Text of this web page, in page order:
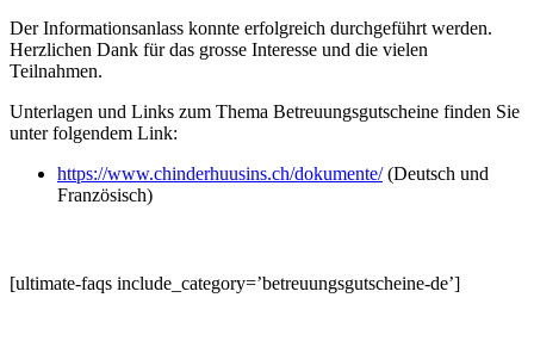
Der Informationsanlass konnte erfolgreich durchgeführt werden.
Herzlichen Dank für das grosse Interesse und die vielen
Teilnahmen.
Unterlagen und Links zum Thema Betreuungsgutscheine finden Sie
unter folgendem Link:
https://www.chinderhuusins.ch/dokumente/(Deutsch und
Französisch)
[ultimate-faqs include_category=’betreuungsgutscheine-de’]